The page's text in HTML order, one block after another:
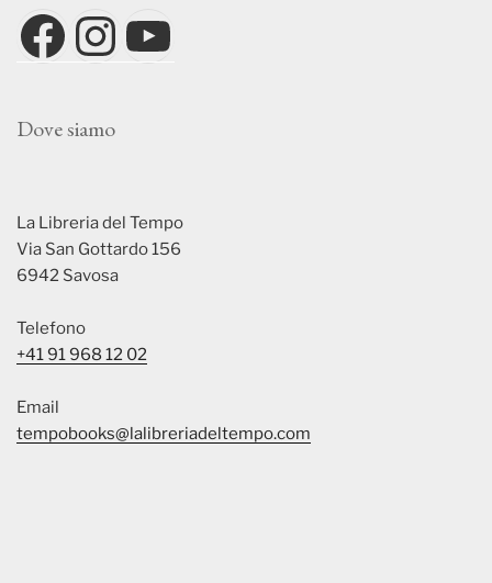
Facebook
Instagram
YouTube
Dove siamo
La Libreria del Tempo
Via San Gottardo 156
6942 Savosa
Telefono
+41 91 968 12 02
Email
tempobooks@lalibreriadeltempo.com